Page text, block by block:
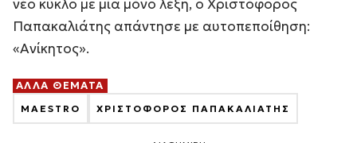
νέο κύκλο με μία μόνο λέξη, ο Χριστόφορος
Παπακαλιάτης απάντησε με αυτοπεποίθηση:
«Ανίκητος».
ΑΛΛΑ ΘΕΜΑΤΑ
MAESTRO ΧΡΙΣΤΟΦΟΡΟΣ ΠΑΠΑΚΑΛΙΑΤΗΣ